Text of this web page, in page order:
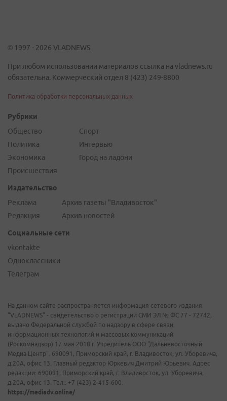
© 1997 - 2026 VLADNEWS
При любом использовании материалов ссылка на vladnews.ru
обязательна. Коммерческий отдел 8 (423) 249-8800
Политика обработки персональных данных
Рубрики
Общество
Политика
Экономика
Происшествия
Спорт
Интервью
Город на ладони
Издательство
Реклама
Редакция
Архив газеты "Владивосток"
Архив новостей
Социальные сети
vkontakte
Одноклассники
Телеграм
На данном сайте распространяется информация сетевого издания
"VLADNEWS" - свидетельство о регистрации СМИ ЭЛ № ФС 77 - 72742,
выдано Федеральной службой по надзору в сфере связи,
информационных технологий и массовых коммуникаций
(Роскомнадзор) 17 мая 2018 г. Учредитель ООО "Дальневосточный
Медиа Центр". 690091, Приморский край, г. Владивосток, ул. Уборевича,
д.20А, офис 13. Главный редактор Юркевич Дмитрий Юрьевич. Адрес
редакции: 690091, Приморский край, г. Владивосток, ул. Уборевича,
д.20А, офис 13. Тел.: +7 (423) 2-415-600.
https://mediadv.online/